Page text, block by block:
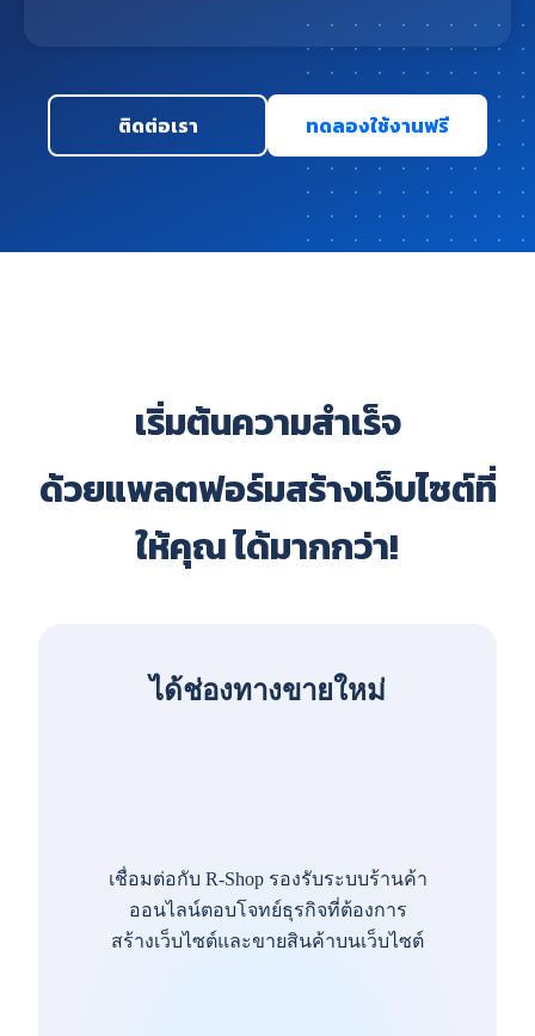
ติดต่อเรา ทดลองใช้งานฟรี
เริ่มต้นความสำเร็จ
ด้วยแพลตฟอร์มสร้างเว็บไซต์ที่
ให้คุณ ได้มากกว่า!
ได้ช่องทางขายใหม่
เชื่อมต่อกับ R-Shop รองรับระบบร้านค้า
ออนไลน์ตอบโจทย์ธุรกิจที่ต้องการ
สร้างเว็บไซต์และขายสินค้าบนเว็บไซต์